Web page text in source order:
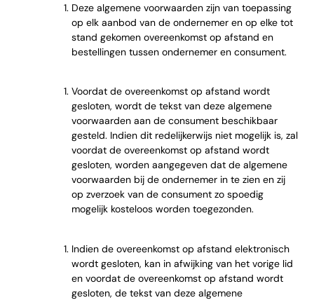
Deze algemene voorwaarden zijn van toepassing
op elk aanbod van de ondernemer en op elke tot
stand gekomen overeenkomst op afstand en
bestellingen tussen ondernemer en consument.
Voordat de overeenkomst op afstand wordt
gesloten, wordt de tekst van deze algemene
voorwaarden aan de consument beschikbaar
gesteld. Indien dit redelijkerwijs niet mogelijk is, zal
voordat de overeenkomst op afstand wordt
gesloten, worden aangegeven dat de algemene
voorwaarden bij de ondernemer in te zien en zij
op zverzoek van de consument zo spoedig
mogelijk kosteloos worden toegezonden.
Indien de overeenkomst op afstand elektronisch
wordt gesloten, kan in afwijking van het vorige lid
en voordat de overeenkomst op afstand wordt
gesloten, de tekst van deze algemene